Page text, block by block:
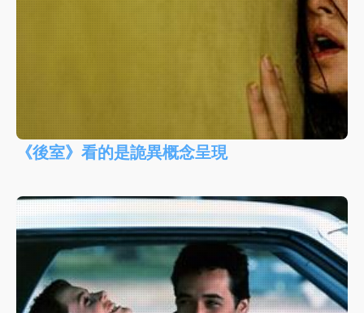
《後室》看的是詭異概念呈現